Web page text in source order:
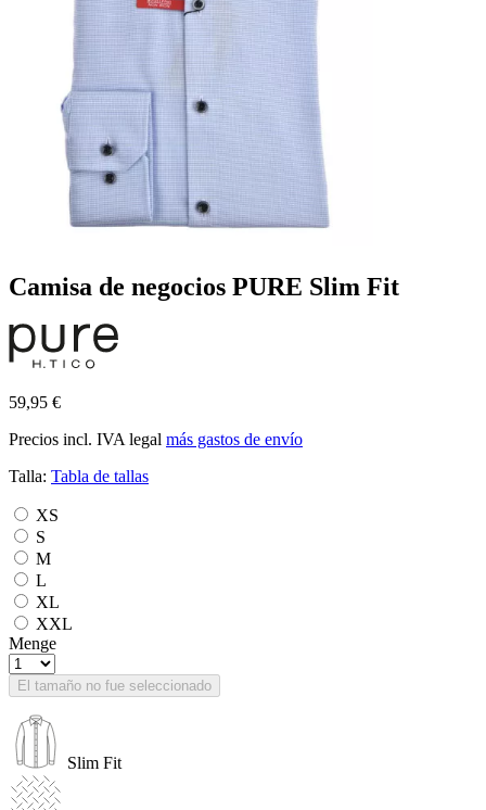
Camisa de negocios PURE Slim Fit
59,95 €
Precios incl. IVA legal más gastos de envío
Talla: Tabla de tallas
XS
S
M
L
XL
XXL
Menge
El tamaño no fue seleccionado
Slim Fit